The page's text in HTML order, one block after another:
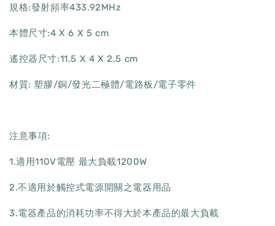
規格:發射頻率433.92MHz
本體尺寸:4 X 6 X 5 cm
遙控器尺寸:11.5 X 4 X 2.5 cm
材質: 塑膠/銅/發光二極體/電路板/電子零件
注意事項:
1.適用110V電壓 最大負載1200W
2.不適用於觸控式電源開關之電器用品
3.電器產品的消耗功率不得大於本產品的最大負載